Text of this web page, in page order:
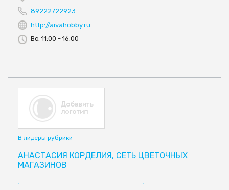
89222722923
http://aivahobby.ru
Вс: 11:00 - 16:00
В лидеры рубрики
АНАСТАСИЯ КОРДЕЛИЯ, СЕТЬ ЦВЕТОЧНЫХ
МАГАЗИНОВ